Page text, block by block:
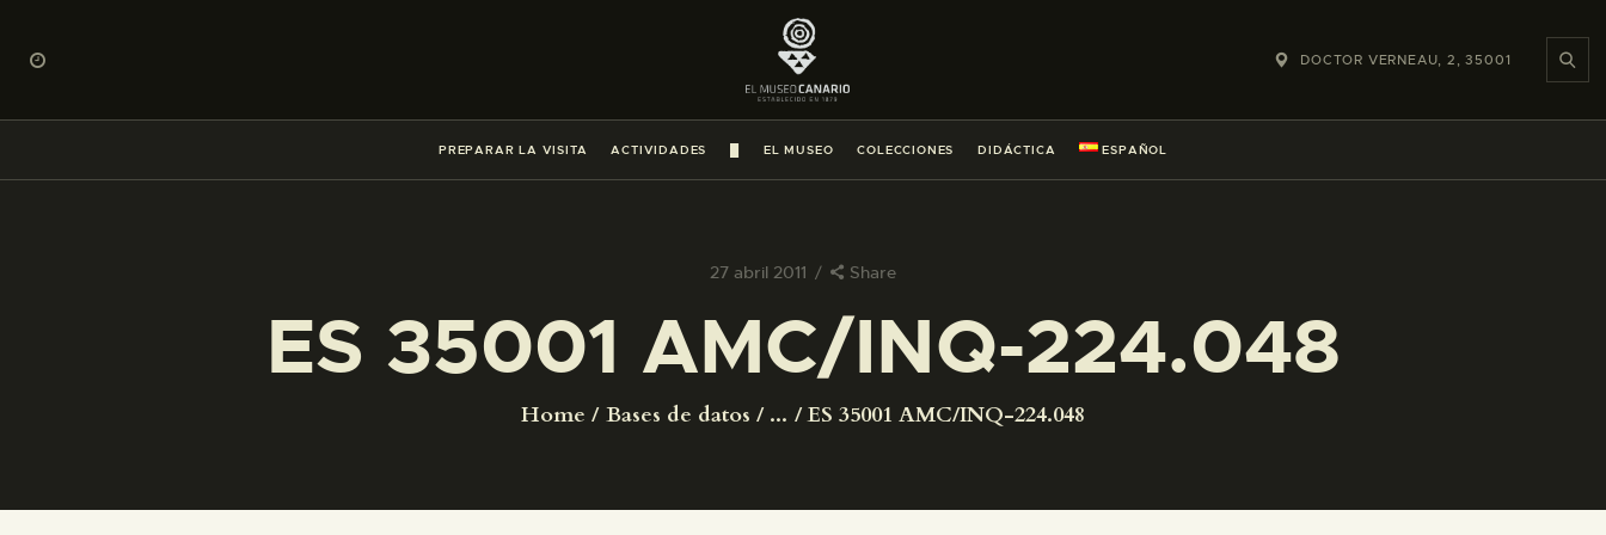
DOCTOR VERNEAU, 2, 35001
PREPARAR LA VISITA ACTIVIDADES EL MUSEO COLECCIONES DIDÁCTICA ESPAÑOL
27 abril 2011 Share
ES 35001 AMC/INQ-224.048
Home Bases de datos ... ES 35001 AMC/INQ-224.048
PREPARAR LA VISITA
ACTIVIDADES
█
COLECCIONES
DIDÁCTICA